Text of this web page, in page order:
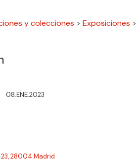
y colecciones > Exposiciones >
28004 Madrid